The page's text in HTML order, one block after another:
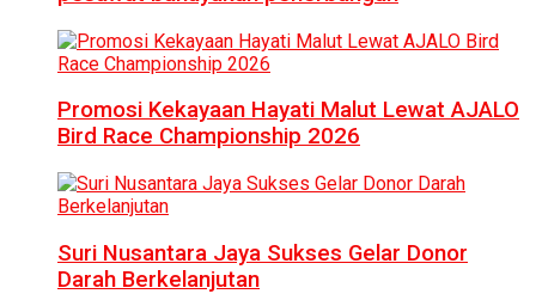
Promosi Kekayaan Hayati Malut Lewat AJALO
Bird Race Championship 2026
Suri Nusantara Jaya Sukses Gelar Donor
Darah Berkelanjutan